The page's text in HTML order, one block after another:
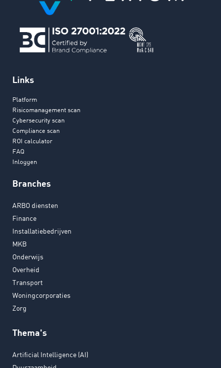
Links
Platform
Risicomanagement scan
Cybersecurity scan
Compliance scan
ROI calculator
FAQ
Inloggen
Branches
ARBO diensten
Finance
Installatiebedrijven
MKB
Onderwijs
Overheid
Transport
Woningcorporaties
Zorg
Thema's
Artificial Intelligence (AI)